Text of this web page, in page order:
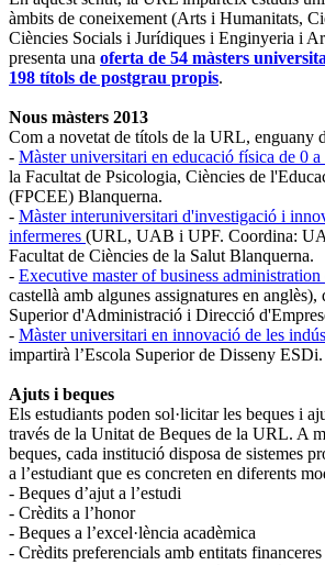
àmbits de coneixement (Arts i Humanitats,
Ciències Socials i Jurídiques i Enginyeria i
presenta una oferta de 54 màsters
198 títols de postgrau propis.
Nous màsters 2013
Com a novetat de títols de la URL, enguany
- Màster universitari en educació física de 0 a
la Facultat de Psicologia, Ciències de
(FPCEE) Blanquerna.
- Màster interuniversitari d'investigació i
infermeres (URL, UAB i UPF. Coordina:
Facultat de Ciències de la Salut Blanquerna.
- Executive master of business
castellà amb algunes assignatures en
Superior d'Administració i Direcció
- Màster universitari en innovació de les
impartirà l’Escola Superior de Disseny ESDi.
Ajuts i beques
Els estudiants poden sol·licitar les beques i
través de la Unitat de Beques de la URL. A
beques, cada institució disposa de sistemes
a l’estudiant que es concreten en diferents
- Beques d’ajut a l’estudi
- Crèdits a l’honor
- Beques a l’excel·lència acadèmica
- Crèdits preferencials amb entitats financeres